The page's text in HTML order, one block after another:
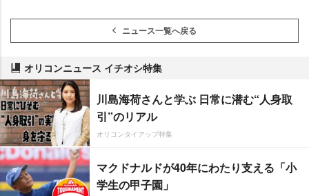
ニュース一覧へ戻る
オリコンニュース イチオシ特集
川島海荷さんと学ぶ 日常に潜む“人身取
引”のリアル
オリコンタイアップ特集
マクドナルドが40年にわたり支える「小
学生の甲子園」